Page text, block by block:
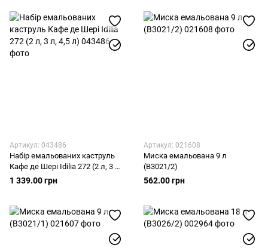
Артикул: 043486
Набір емальованих каструль
Кафе де Шері Idilia 272 (2 л, 3 л,
4,5 л)
1 339.00 грн
Артикул: 021608
Миска емальована 9 л
(В3021/2)
562.00 грн